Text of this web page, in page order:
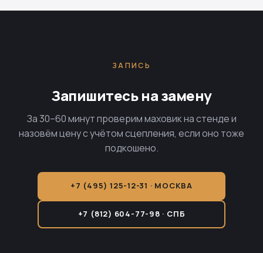
ЗАПИСЬ
Запишитесь на замену
За 30–60 минут проверим маховик на стенде и
назовём цену с учётом сцепления, если оно тоже
подкошено.
+7 (495) 125-12-31 · МОСКВА
+7 (812) 604-77-98 · СПБ